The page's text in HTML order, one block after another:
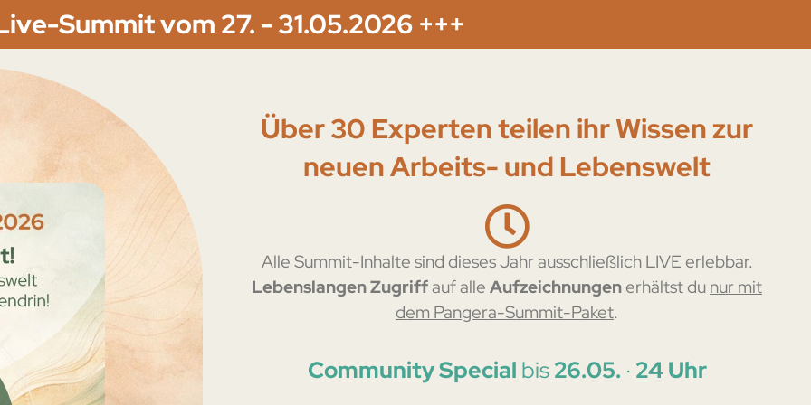
Summit vom 27. - 31.05.2026 +++
Über 30 Experten teilen ihr Wissen zur
neuen Arbeits- und Lebenswelt
Alle Summit-Inhalte sind dieses Jahr ausschließlich LIVE erlebbar.
Lebenslangen Zugriffauf alleAufzeichnungenerhältst dunur mit
dem Pangera-Summit-Paket.
Community Special bis26.05. · 24 Uhr